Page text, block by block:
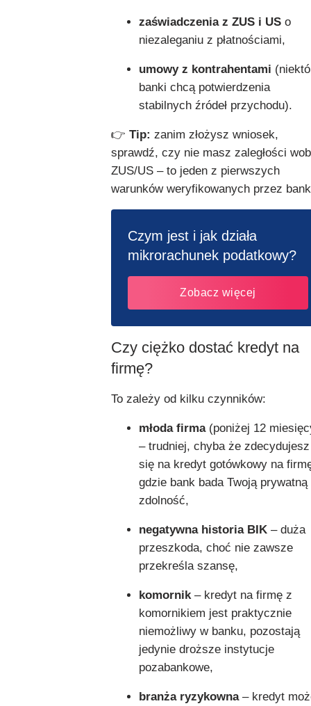
zaświadczenia z ZUS i US o
niezaleganiu z płatnościami,
umowy z kontrahentami
banki chcą potwierdzenia
stabilnych źródeł przychodu).
👉 Tip: zanim złożysz wniosek,
sprawdź, czy nie masz zaległości
ZUS/US – to jeden z pierwszych
warunków weryfikowanych przez
Czym jest i jak działa
mikrorachunek podatkowy?
Zobacz więcej
Czy ciężko dostać kredyt na
firmę?
To zależy od kilku czynników:
młoda firma(poniżej 12
– trudniej, chyba że zdecydujesz
się na kredyt gotówkowy na
gdzie bank bada Twoją prywatną
zdolność,
negatywna historia BIK – duża
przeszkoda, choć nie zawsze
przekreśla szansę,
komornik– kredyt na firmę z
komornikiem jest praktycznie
niemożliwy w banku, pozostają
jedynie droższe instytucje
pozabankowe,
branża ryzykowna– kredyt